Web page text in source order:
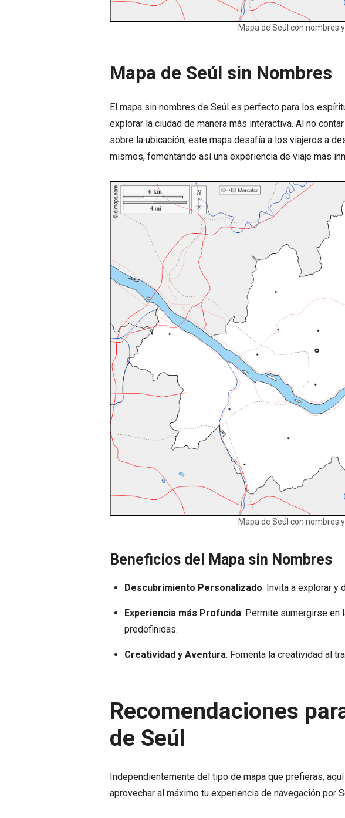
Mapa de Seúl con nombres
Mapa de Seúl sin Nombres
El mapa sin nombres de Seúl es perfecto para los
explorar la ciudad de manera más interactiva. Al no
sobre la ubicación, este mapa desafía a los viajeros a
mismos, fomentando así una experiencia de viaje más
Mapa de Seúl con nombres
Beneficios del Mapa sin Nombres
Descubrimiento Personalizado: Invita a explorar y
Experiencia más Profunda: Permite sumergirse en
predefinidas.
Creatividad y Aventura: Fomenta la creatividad al
Recomendaciones
de Seúl
Independientemente del tipo de mapa que prefieras,
aprovechar al máximo tu experiencia de navegación por